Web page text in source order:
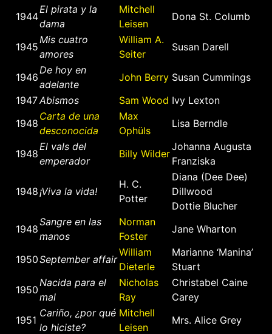
1944
El pirata y la
dama
Mitchell
Leisen
Dona St. Columb
1945
Mis cuatro
amores
William A.
Seiter
Susan Darell
1946
De hoy en
adelante
John Berry Susan Cummings
1947Abismos Sam Wood Ivy Lexton
1948
Carta de una
desconocida
Max
Ophüls
Lisa Berndle
1948
El vals del
emperador
Billy Wilder
Johanna Augusta
Franziska
1948¡Viva la vida!
H. C.
Potter
Diana (Dee Dee)
Dillwood
Dottie Blucher
1948
Sangre en las
manos
Norman
Foster
Jane Wharton
1950September affair
William
Dieterle
Marianne ‘Manina’
Stuart
1950
Nacida para el
mal
Nicholas
Ray
Christabel Caine
Carey
1951
Cariño, ¿por qué
lo hiciste?
Mitchell
Leisen
Mrs. Alice Grey